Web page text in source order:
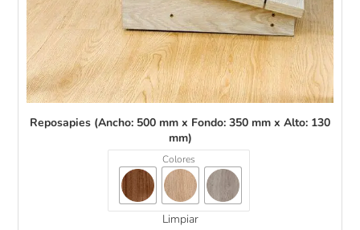
:
5
0
0
m
m
F
o
n
d
o
:
3
Reposapies (Ancho: 500 mm x Fondo: 350 mm x Alto: 130
mm)
Colores
Limpiar